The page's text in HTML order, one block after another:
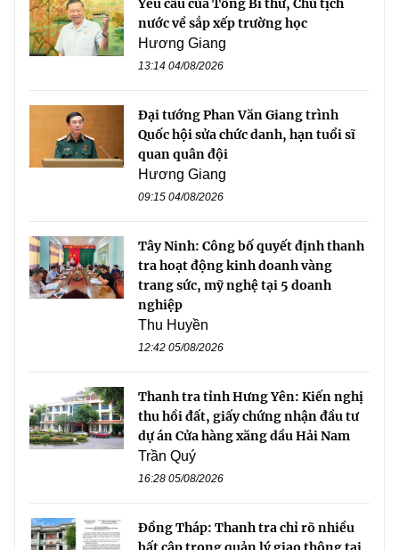
nước về sắp xếp trường học
Hương Giang
13:14 04/08/2026
Đại tướng Phan Văn Giang trình
Quốc hội sửa chức danh, hạn tuổi sĩ
quan quân đội
Hương Giang
09:15 04/08/2026
Tây Ninh: Công bố quyết định thanh
tra hoạt động kinh doanh vàng
trang sức, mỹ nghệ tại 5 doanh
nghiệp
Thu Huyền
12:42 05/08/2026
Thanh tra tỉnh Hưng Yên: Kiến nghị
thu hồi đất, giấy chứng nhận đầu tư
dự án Cửa hàng xăng dầu Hải Nam
Trần Quý
16:28 05/08/2026
Đồng Tháp: Thanh tra chỉ rõ nhiều